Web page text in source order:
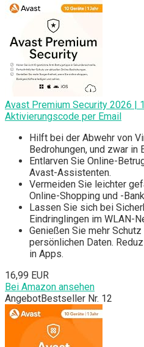
Avast Premium Security 2026 |
Aktivierungscode per Email
Hilft bei der Abwehr von
Bedrohungen, und zwar in
Entlarven Sie Online-
Avast-Assistenten.
Vermeiden Sie leichter
Online-Shopping und -
Lassen Sie sich bei
Eindringlingen im WLAN-
Genießen Sie mehr
persönlichen Daten.
in Apps.
16,99 EUR
Bei Amazon ansehen
AngebotBestseller Nr. 12